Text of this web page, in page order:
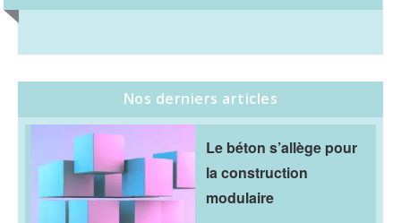
Nos derniers articles
Le béton s’allège pour
la construction
modulaire